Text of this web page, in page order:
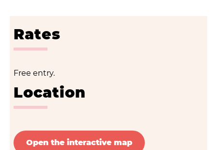
Rates
Free entry.
Location
Open the interactive map